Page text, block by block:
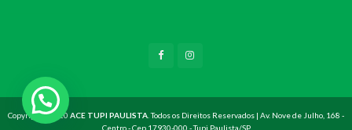
Copyright©2020 ACE TUPI PAULISTA . Todos os Direitos Reservados | Av. Nove de Julho, 168 -
Centro - Cep 17930-000 - Tupi Paulista/SP